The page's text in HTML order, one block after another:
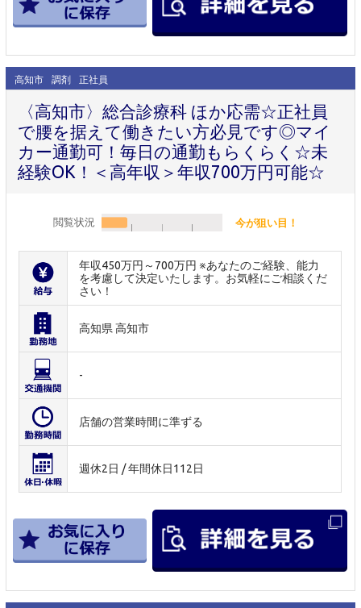
高知市 調剤 正社員
〈高知市〉総合診療科 ほか応需☆正社員
で腰を据えて働きたい方必見です◎マイ
カー通勤可！毎日の通勤もらくらく☆未
経験OK！＜高年収＞年収700万円可能☆
閲覧状況 今が狙い目！
年収450万円～700万円 ※あなたのご経験、能力
を考慮して決定いたします。お気軽にご相談くだ
さい！
高知県 高知市
-
店舗の営業時間に準ずる
週休2日 / 年間休日112日